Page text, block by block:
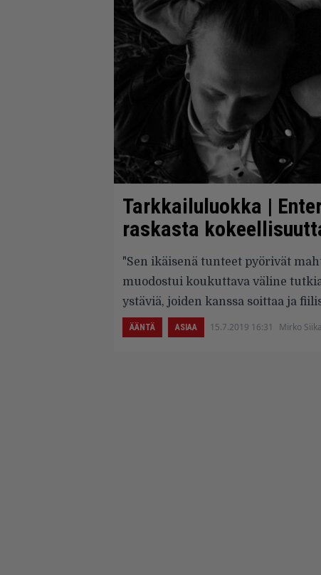
Tarkkailuluokka |
raskasta
"Sen ikäisenä tunteet pyörivät
muodostui koukuttava väline
ystäviä, joiden kanssa soittaa ja
ÄÄNTÄ ASIAA 15.7.2019 16:31 Mirko